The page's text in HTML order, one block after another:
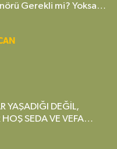
Gerekli mi? Yoksa
YAŞADIĞI DEĞİL,
SEDA VE VEFA